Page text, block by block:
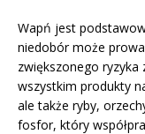
Wapń jest
niedobór może
zwiększonego ryzyka
wszystkim produkty
ale także ryby,
fosfor, który